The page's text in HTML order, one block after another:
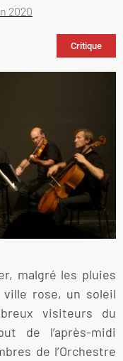
2020
Critique
malgré les pluies
rose, un soleil
visiteurs du
de l’après-midi
de l’Orchestre